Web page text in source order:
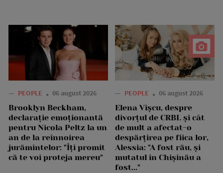
— PEOPLE 06 august 2026
Brooklyn Beckham,
declarație emoționantă
pentru Nicola Peltz la un
an de la reînnoirea
jurămintelor: "Îți promit
că te voi proteja mereu"
— PEOPLE 06 august 2026
Elena Vîșcu, despre
divorțul de CRBL și cât
de mult a afectat-o
despărțirea pe fiica lor,
Alessia: "A fost rău, și
mutatul în Chișinău a
fost..."